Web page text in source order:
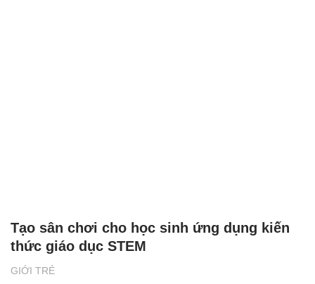
GIỚI TRẺ
Tạo sân chơi cho học sinh ứng dụng kiến
thức giáo dục STEM